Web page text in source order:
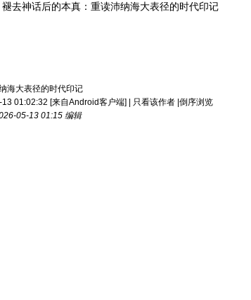
褪去神话后的本真：重读沛纳海大表径的时代印记
海大表径的时代印记
01:02:32 [来自Android客户端] 只看该作者 倒序浏览
05-13 01:15 编辑